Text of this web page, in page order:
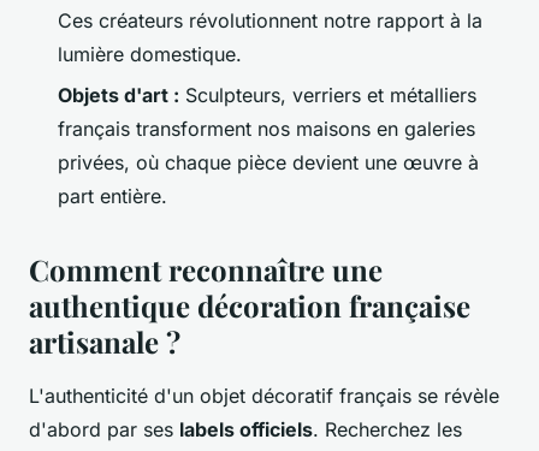
Ces créateurs révolutionnent notre rapport à la
lumière domestique.
Objets d'art : Sculpteurs, verriers et métalliers
français transforment nos maisons en galeries
privées, où chaque pièce devient une œuvre à
part entière.
Comment reconnaître une
authentique décoration française
artisanale ?
L'authenticité d'un objet décoratif français se révèle
d'abord par ses labels officiels. Recherchez les